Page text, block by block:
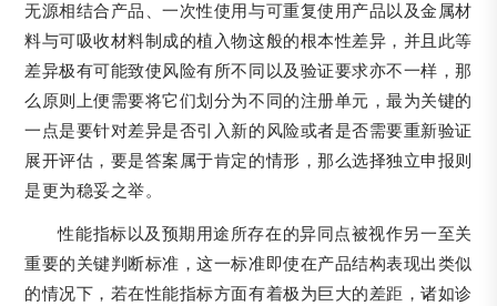
无源相结合产品、一次性使用与可重复使用产品以及金属材
料与可吸收材料制成的植入物这般的根本性差异，并且此等
差异极有可能致使风险有所不同以及验证要求亦不一样，那
么原则上便需要将它们划分为不同的注册单元，最为关键的
一点是要针对差异是否引入新的风险或者是否需要重新验证
展开评估，要是答案属于肯定的情形，那么选择独立申报则
是更为稳妥之举。
性能指标以及预期用途所存在的异同点被视作另一至关
重要的关键判断标准，这一标准即使在产品结构表现出类似
的情况下，若在性能指标方面有着极为巨大的差距，诸如诊